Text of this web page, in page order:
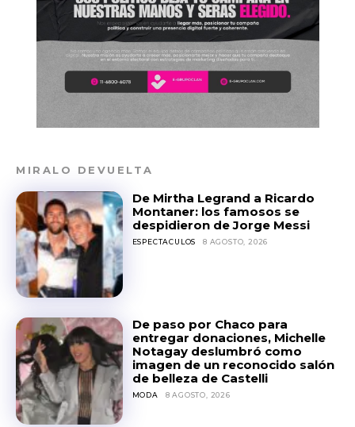
MIRALO DEVUELTA
De Mirtha Legrand a Ricardo
Montaner: los famosos se
despidieron de Jorge Messi
ESPECTACULOS 8 AGOSTO, 2026
De paso por Chaco para
entregar donaciones, Michelle
Notagay deslumbró como
imagen de un reconocido salón
de belleza de Castelli
MODA 8 AGOSTO, 2026